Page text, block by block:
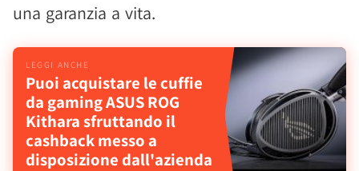
una garanzia a vita.
Puoi acquistare le cuffie
da gaming ASUS ROG
Kithara sfruttando il
cashback messo a
disposizione dall'azienda